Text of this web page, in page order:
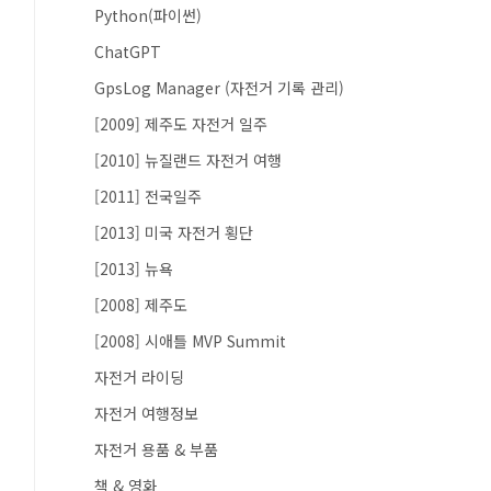
Python(파이썬)
ChatGPT
GpsLog Manager (자전거 기록 관리)
[2009] 제주도 자전거 일주
[2010] 뉴질랜드 자전거 여행
[2011] 전국일주
[2013] 미국 자전거 횡단
[2013] 뉴욕
[2008] 제주도
[2008] 시애틀 MVP Summit
자전거 라이딩
자전거 여행정보
자전거 용품 & 부품
책 & 영화